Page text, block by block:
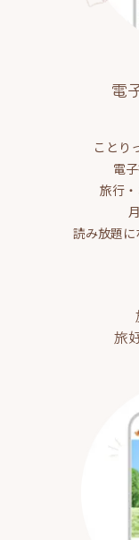
電
ことり
電
旅行
読み放題
旅